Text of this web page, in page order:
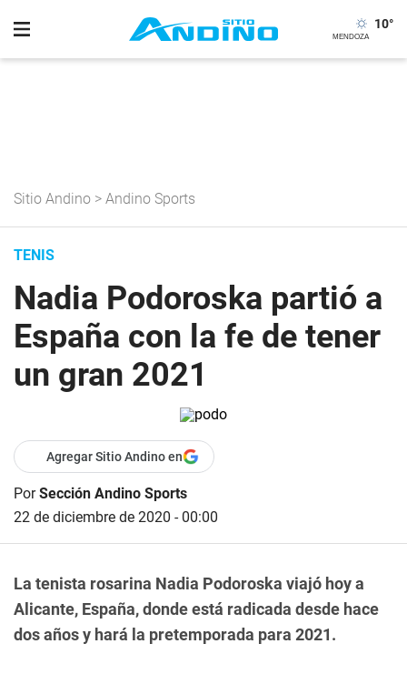
10°
Sitio Andino > Andino Sports
TENIS
Nadia Podoroska partió a
España con la fe de tener
un gran 2021
Agregar Sitio Andino en
PorSección Andino Sports
22 de diciembre de 2020 - 00:00
La tenista rosarina Nadia Podoroska viajó hoy a
Alicante, España, donde está radicada desde hace
dos años y hará la pretemporada para 2021.